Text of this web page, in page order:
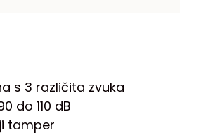
s 3 različita zvuka
do 110 dB
tamper